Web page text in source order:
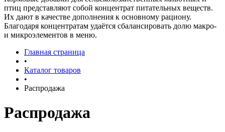
птиц представляют собой концентрат питательных веществ.
Их дают в качестве дополнения к основному рациону.
Благодаря концентратам удаётся сбалансировать долю макро-
и микроэлементов в меню.
Главная страница
•
Каталог товаров
•
Распродажа
Распродажа